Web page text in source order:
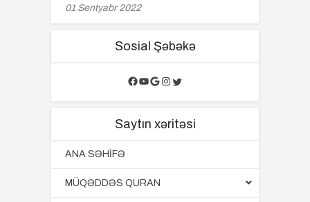
01 Sentyabr 2022
Sosial Şəbəkə
Facebook
YouTube
Google
Instagram
Twitter
Saytın xəritəsi
ANA SƏHİFƏ
MÜQƏDDƏS QURAN